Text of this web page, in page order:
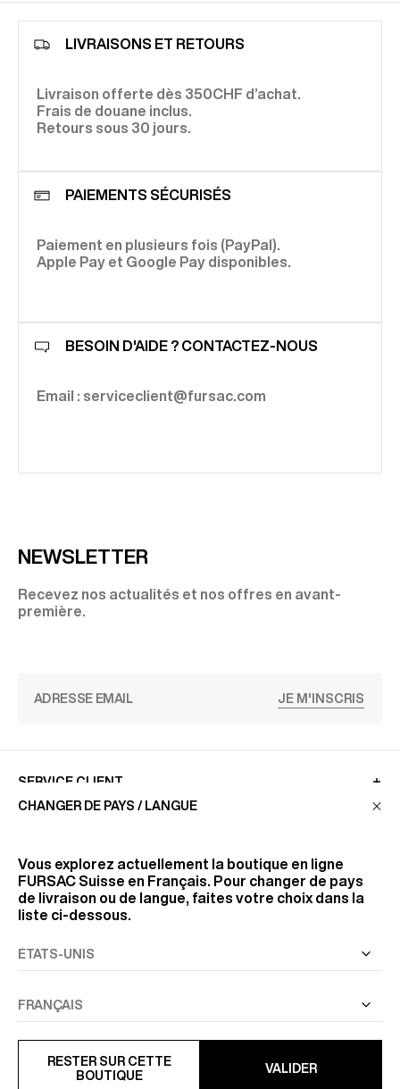
LIVRAISONS ET RETOURS
Livraison offerte dès 350CHF d’achat.
Frais de douane inclus.
Retours sous 30 jours.
PAIEMENTS SÉCURISÉS
Paiement en plusieurs fois (PayPal).
Apple Pay et Google Pay disponibles.
BESOIN D'AIDE ? CONTACTEZ-NOUS
Email : serviceclient@fursac.com
NEWSLETTER
Recevez nos actualités et nos offres en avant-
première.
JE M'INSCRIS
SERVICE CLIENT
RETROUVEZ-NOUS
SUIVEZ-NOUS
INFORMATIONS
CHANGER DE PAYS / LANGUE
Vous explorez actuellement la boutique en ligne
FURSAC Suisse en Français. Pour changer de pays
de livraison ou de langue, faites votre choix dans la
liste ci-dessous.
RESTER SUR CETTE
BOUTIQUE
VALIDER